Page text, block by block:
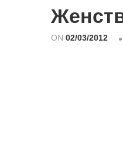
ON 02/03/2012